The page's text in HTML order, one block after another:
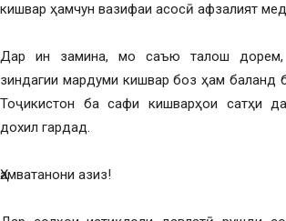
кишвар ҳамчун вазифаи асосӣ афзалият
Дар ин замина, мо саъю талош дорем,
зиндагии мардуми кишвар боз ҳам баланд
Тоҷикистон ба сафи кишварҳои сатҳи
дохил гардад.
Ҳамватанони азиз!